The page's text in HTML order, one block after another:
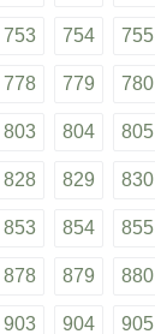
753 754 755
778 779 780
803 804 805
828 829 830
853 854 855
878 879 880
903 904 905